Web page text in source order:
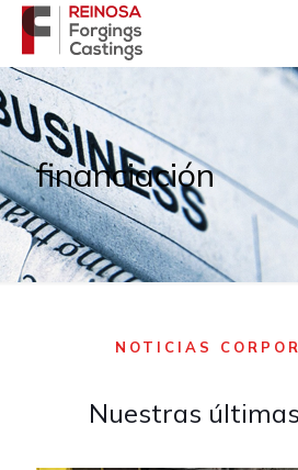
financiación
NOTICIAS
Nuestras